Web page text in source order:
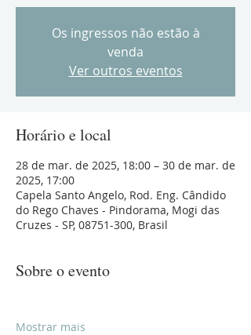
Os ingressos não estão à
venda
Ver outros eventos
Horário e local
28 de mar. de 2025, 18:00 – 30 de mar. de
2025, 17:00
Capela Santo Angelo, Rod. Eng. Cândido
do Rego Chaves - Pindorama, Mogi das
Cruzes - SP, 08751-300, Brasil
Sobre o evento
Mostrar mais